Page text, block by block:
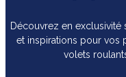
Découvrez en exclusivité
et inspirations pour vos
volets